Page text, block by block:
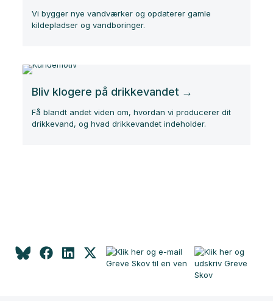
Vi bygger nye vandværker og opdaterer gamle
kildepladser og vandboringer.
Bliv klogere på drikkevandet
Få blandt andet viden om, hvordan vi producerer dit
drikkevand, og hvad drikkevandet indeholder.